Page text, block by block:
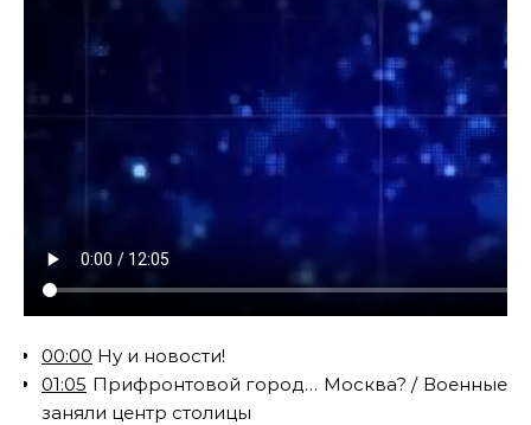
00:00 Ну и новости!
01:05 Прифронтовой город… Москва? / Военные
заняли центр столицы